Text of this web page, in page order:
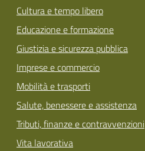
Cultura e tempo libero
Educazione e formazione
Giustizia e sicurezza pubblica
Imprese e commercio
Mobilità e trasporti
Salute, benessere e assistenza
Tributi, finanze e contravvenzioni
Vita lavorativa